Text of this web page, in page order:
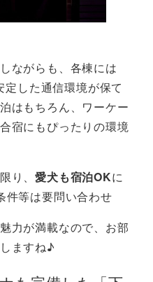
ながらも、各棟には
定した通信環境が保て
はもちろん、ワーケー
宿にもぴったりの環境
り、愛犬も宿泊OKに
等は要問い合わせ
力が満載なので、お部
ますね♪